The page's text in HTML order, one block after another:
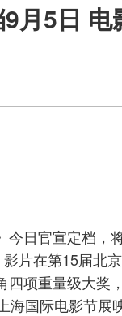
月5日
日官宣定档，
片在第15届北
项重量级大奖
海国际电影节